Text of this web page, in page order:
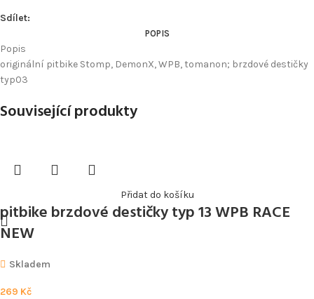
Sdílet:
POPIS
Popis
originální pitbike Stomp, DemonX, WPB, tomanon; brzdové destičky
typ03
Související produkty
Přidat do košíku
pitbike brzdové destičky typ 13 WPB RACE
NEW
Skladem
269 Kč